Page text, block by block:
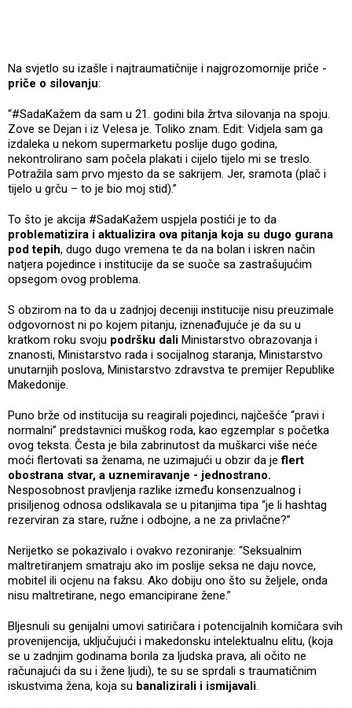
Na svjetlo su izašle i najtraumatičnije i najgrozomornije priče -
priče o silovanju:
“#SadaKažem da sam u 21. godini bila žrtva silovanja na spoju.
Zove se Dejan i iz Velesa je. Toliko znam. Edit: Vidjela sam ga
izdaleka u nekom supermarketu poslije dugo godina,
nekontrolirano sam počela plakati i cijelo tijelo mi se treslo.
Potražila sam prvo mjesto da se sakrijem. Jer, sramota (plač i
tijelo u grču – to je bio moj stid).”
To što je akcija #SadaKažem uspjela postići je to da
problematizira i aktualizira ova pitanja koja su dugo gurana
pod tepih, dugo dugo vremena te da na bolan i iskren način
natjera pojedince i institucije da se suoče sa zastrašujućim
opsegom ovog problema.
S obzirom na to da u zadnjoj deceniji institucije nisu preuzimale
odgovornost ni po kojem pitanju, iznenađujuće je da su u
kratkom roku svoju podršku dali Ministarstvo obrazovanja i
znanosti, Ministarstvo rada i socijalnog staranja, Ministarstvo
unutarnjih poslova, Ministarstvo zdravstva te premijer Republike
Makedonije.
Puno brže od institucija su reagirali pojedinci, najčešće “pravi i
normalni” predstavnici muškog roda, kao egzemplar s početka
ovog teksta. Česta je bila zabrinutost da muškarci više neće
moći flertovati sa ženama, ne uzimajući u obzir da jeflert
obostrana stvar, a uznemiravanje - jednostrano.
Nesposobnost pravljenja razlike između konsenzualnog i
prisiljenog odnosa odslikavala se u pitanjima tipa “je li hashtag
rezerviran za stare, ružne i odbojne, a ne za privlačne?”
Nerijetko se pokazivalo i ovakvo rezoniranje: “Seksualnim
maltretiranjem smatraju ako im poslije seksa ne daju novce,
mobitel ili ocjenu na faksu. Ako dobiju ono što su željele, onda
nisu maltretirane, nego emancipirane žene.”
Bljesnuli su genijalni umovi satiričara i potencijalnih komičara svih
provenijencija, uključujući i makedonsku intelektualnu elitu, (koja
se u zadnjim godinama borila za ljudska prava, ali očito ne
računajući da su i žene ljudi), te su se sprdali s traumatičnim
iskustvima žena, koja su banalizirali i ismijavali.